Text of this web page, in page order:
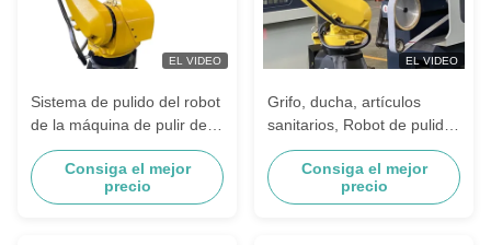
EL VIDEO
Sistema de pulido del robot
de la máquina de pulir del
grifo del hardware
resistente del metal para
las piezas de lanzamiento
Consiga el mejor
precio
EL VIDEO
Grifo, ducha, artículos
sanitarios, Robot de pulido,
piezas de fundición,
máquina pulidora y
desbarbadora
Consiga el mejor
precio